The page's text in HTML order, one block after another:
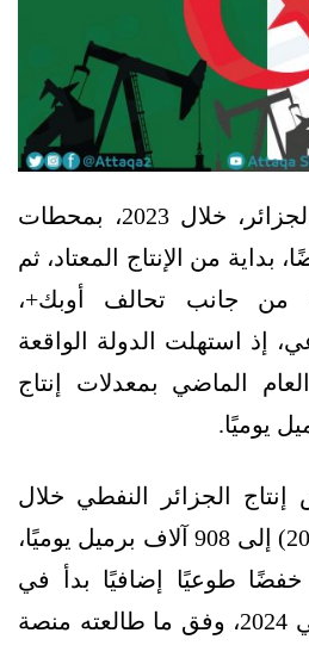
مرّ إنتاج النفط في الجزائر، خلال 2023، بمحطات
بداية من الإنتاج المعتاد، ثم
من جانب تحالف أوبك+،
إذ استهلت الدولة الواقعة
الماضي بمعدلات إنتاج
الجزائر النفطي خلال
يناير/كانون الثاني (2024) إلى 908 آلاف برميل يوميًا،
خفضًا طوعيًا إضافيًا بدأ في
شهر يناير/كانون الثاني 2024، وفق ما طالعته منصة